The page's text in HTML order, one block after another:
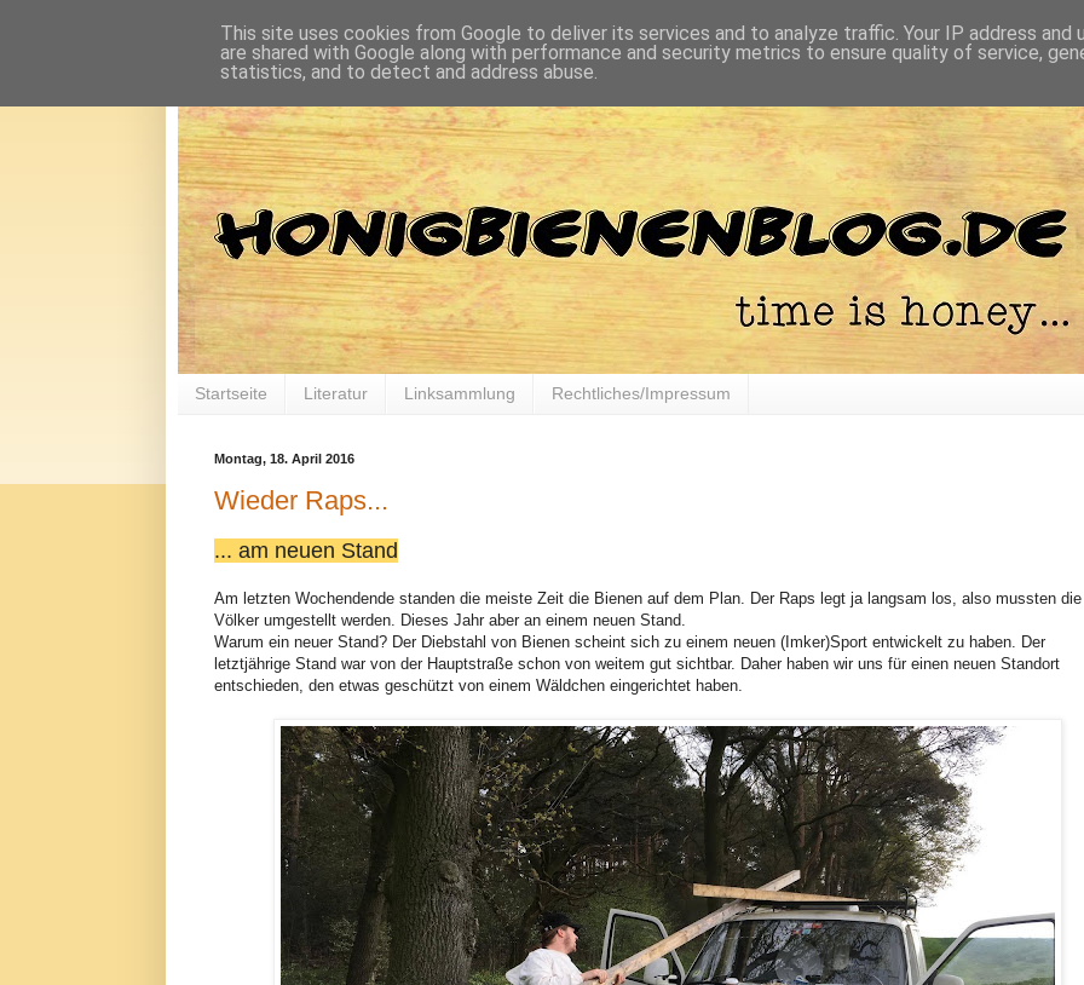
Startseite Literatur Linksammlung Rechtliches/Impressum
Montag, 18. April 2016
Wieder Raps...
... am neuen Stand
Am letzten Wochendende standen die meiste Zeit die Bienen auf dem Plan. Der Raps legt ja langsam los, also mussten die
Völker umgestellt werden. Dieses Jahr aber an einem neuen Stand.
Warum ein neuer Stand? Der Diebstahl von Bienen scheint sich zu einem neuen (Imker)Sport entwickelt zu haben. Der
letztjährige Stand war von der Hauptstraße schon von weitem gut sichtbar. Daher haben wir uns für einen neuen Standort
entschieden, den etwas geschützt von einem Wäldchen eingerichtet haben.
This site uses cookies from Google to deliver its services and to analyze traffic. Your IP address and
are shared with Google along with performance and security metrics to ensure quality of service,
statistics, and to detect and address abuse.